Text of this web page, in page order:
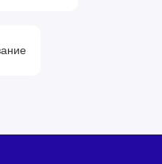
всему периметру
шт